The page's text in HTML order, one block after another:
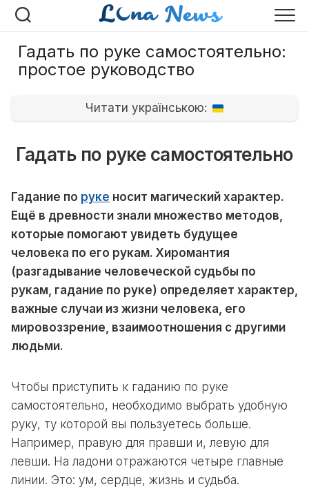
Перейти
Гадать по руке самостоятельно:
простое руководство
Читати українською:
Гадать по руке самостоятельно
Гадание по руке носит магический характер.
Ещё в древности знали множество методов,
которые помогают увидеть будущее
человека по его рукам. Хиромантия
(разгадывание человеческой судьбы по
рукам, гадание по руке) определяет характер,
важные случаи из жизни человека, его
мировоззрение, взаимоотношения с другими
людьми.
Чтобы приступить к гаданию по руке
самостоятельно, необходимо выбрать удобную
руку, ту которой вы пользуетесь больше.
Например, правую для правши и, левую для
левши. На ладони отражаются четыре главные
линии. Это: ум, сердце, жизнь и судьба.